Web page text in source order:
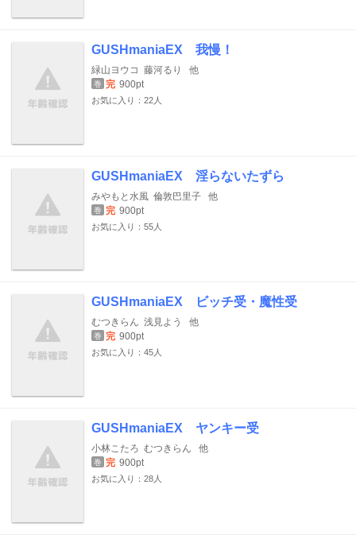
GUSHmaniaEX 我慢！
緑山ヨウコ 藤河るり 他
巻 完 900pt
お気に入り：22人
GUSHmaniaEX 淫らないたずら
みやもと水風 倫敦巴里子 他
巻 完 900pt
お気に入り：55人
GUSHmaniaEX ビッチ受・魔性受
むつきらん 浅見よう 他
巻 完 900pt
お気に入り：45人
GUSHmaniaEX ヤンキー受
小林こたろ むつきらん 他
巻 完 900pt
お気に入り：28人